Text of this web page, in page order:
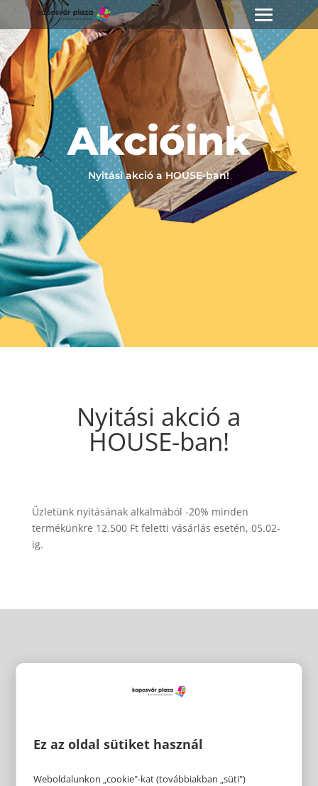
Akcióink
Nyitási akció a HOUSE-ban!
Nyitási akció a
HOUSE-ban!
Üzletünk nyitásának alkalmából -20% minden
termékünkre 12.500 Ft feletti vásárlás esetén, 05.02-
ig.
Ez az oldal sütiket használ
Weboldalunkon „cookie"-kat (továbbiakban „süti")